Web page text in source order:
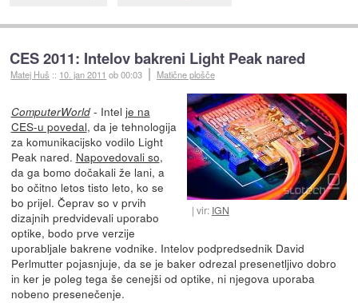
CES 2011: Intelov bakreni Light Peak nared
Matej Huš :: 10. jan 2011 ob 00:03 Matične plošče
vir: IGN
ComputerWorld- Intel je na
CES-u povedal, da je tehnologija
za komunikacijsko vodilo Light
Peak nared. Napovedovali so,
da ga bomo dočakali že lani, a
bo očitno letos tisto leto, ko se
bo prijel. Čeprav so v prvih
dizajnih predvidevali uporabo
optike, bodo prve verzije
uporabljale bakrene vodnike. Intelov podpredsednik David
Perlmutter pojasnjuje, da se je baker odrezal presenetljivo dobro
in ker je poleg tega še cenejši od optike, ni njegova uporaba
nobeno presenečenje.